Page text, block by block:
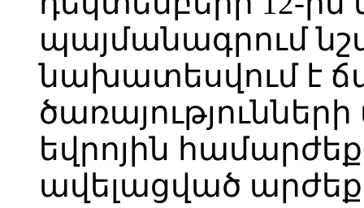
պայմանագրում
նախատեսվում է
ծառայությունների
եվրոյին
ավելացված